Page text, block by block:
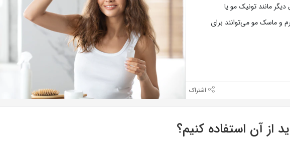
مانند تونیک مو یا
و ماسک مو می‌توانند برای
آن استفاده کنیم؟